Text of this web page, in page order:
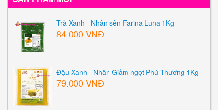
SẢN PHẨM MỚI
Trà Xanh - Nhân sên Farina Luna 1Kg
Đậu Xanh - Nhân Giảm ngọt Phú Thương 1Kg